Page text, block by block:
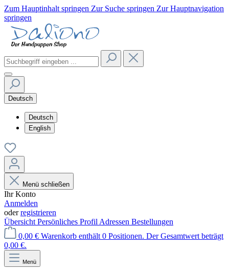
Zum Hauptinhalt springen Zur Suche springen Zur Hauptnavigation
springen
Deutsch
Deutsch
English
Menü schließen
Ihr Konto
Anmelden
oderregistrieren
Übersicht Persönliches Profil Adressen Bestellungen
0,00 € Warenkorb enthält 0 Positionen. Der Gesamtwert beträgt
0,00 €.
Menü